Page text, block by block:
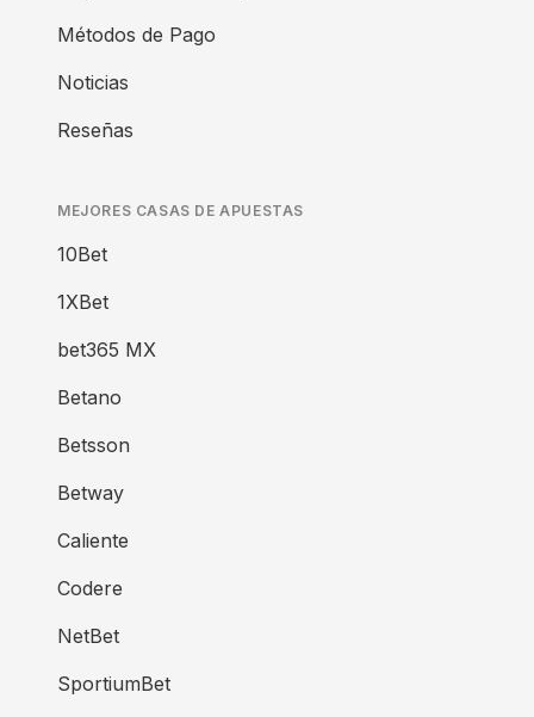
Métodos de Pago
Noticias
Reseñas
MEJORES CASAS DE APUESTAS
10Bet
1XBet
bet365 MX
Betano
Betsson
Betway
Caliente
Codere
NetBet
SportiumBet